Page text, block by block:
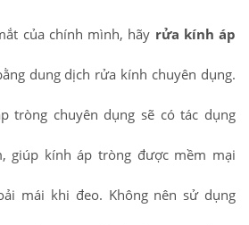
của chính mình, hãy rửa kính áp
dung dịch rửa kính chuyên dụng.
tròng chuyên dụng sẽ có tác dụng
giúp kính áp tròng được mềm mại
mái khi đeo. Không nên sử dụng